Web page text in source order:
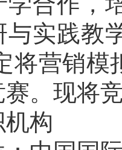
与实践教
将营销
赛。现将
构